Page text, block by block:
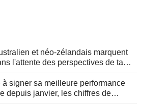
et néo-zélandais marquent
l'attente des perspectives de taux
à signer sa meilleure performance
depuis janvier, les chiffres de